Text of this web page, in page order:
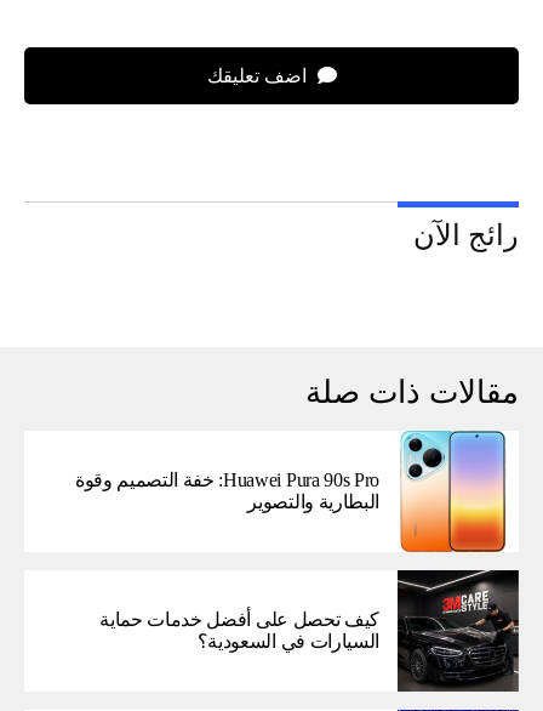
اضف تعليقك
رائج الآن
مقالات ذات صلة
Huawei Pura 90s Pro: خفة التصميم وقوة
البطارية والتصوير
كيف تحصل على أفضل خدمات حماية
السيارات في السعودية؟